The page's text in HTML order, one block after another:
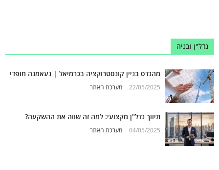
נדל"ן ובניה
מהנדס בניין קונסטרוקציה בכרמיאל | נעאמנה מופדי
22/05/2025 מערכת האתר
תיווך נדל"ן מקצועי: למה זה שווה את ההשקעה?
04/05/2025 מערכת האתר